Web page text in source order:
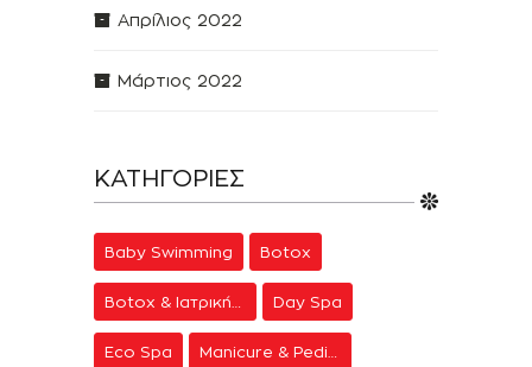
Απρίλιος 2022
Μάρτιος 2022
ΚΑΤΗΓΟΡΊΕΣ
Baby Swimming Botox
Day Spa
Eco Spa